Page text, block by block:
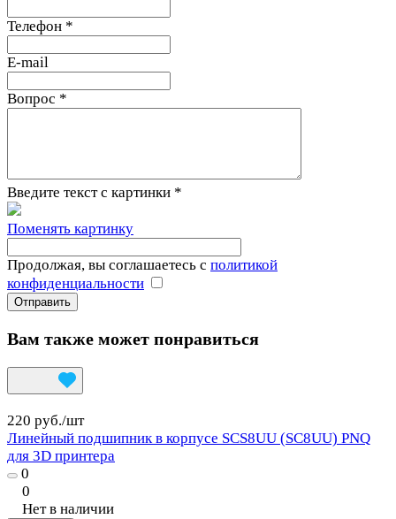
Телефон *
E-mail
Вопрос *
Введите текст с картинки *
Поменять картинку
Продолжая, вы соглашаетесь с политикой
конфиденциальности
Вам также может понравиться
220 руб./шт
Линейный подшипник в корпусе SCS8UU (SC8UU) PNQ
для 3D принтера
0
0
Нет в наличии